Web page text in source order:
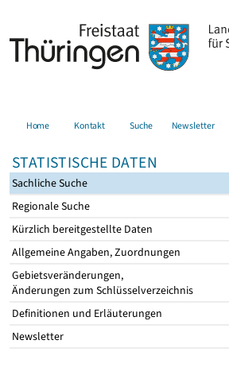
Home Kontakt Suche Newsletter
STATISTISCHE DATEN
Sachliche Suche
Regionale Suche
Kürzlich bereitgestellte Daten
Allgemeine Angaben, Zuordnungen
Gebietsveränderungen,
Änderungen zum Schlüsselverzeichnis
Definitionen und Erläuterungen
Newsletter